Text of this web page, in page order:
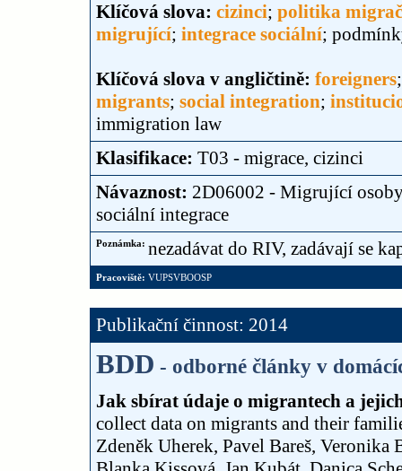
Klíčová slova: cizinci; politika
migrující; integrace sociální;
Klíčová slova v angličtině: foreigners
migrants; social integration;
immigration law
Klasifikace: T03 - migrace, cizinci
Návaznost: 2D06002 - Migrující
sociální integrace
Poznámka: nezadávat do RIV, zadávají se
Pracoviště: VUPSVBOOSP
Publikační činnost: 2014
BDD - odborné články v
Jak sbírat údaje o migrantech a
collect data on migrants and their
Zdeněk Uherek, Pavel Bareš,